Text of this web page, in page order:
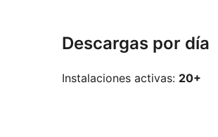
Descargas por día
Instalaciones activas: 20+